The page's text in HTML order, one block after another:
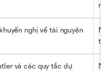
nghị về tài nguyên
và các quy tắc dự